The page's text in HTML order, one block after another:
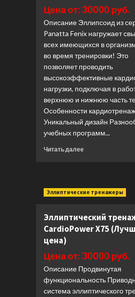
Цена от: 30000 руб.
Описание Эллипсоид из
Panatta Fenix нагружает
всех имеющихся в
во время тренировки! Это
позволяет проводить
высокоэффективные
нагрузки, подключая в
верхнюю и нижнюю часть
Особенности
Уникальный дизайн
учебных программ...
Читать далееПрочитать
Panatta
Fenix
(Лучшая
цена)
Эллиптические тренажеры
Эллиптический
CardioPower X75
цена)
Цена от: 30000 руб.
Описание Продвинутая
функциональность
система эллиптического